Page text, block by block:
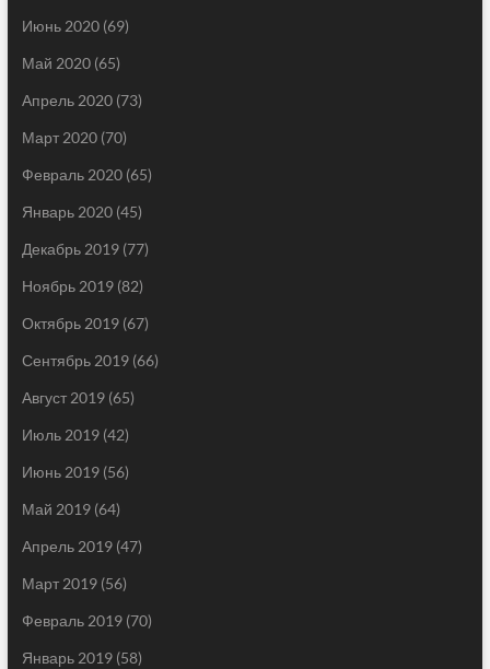
Июнь 2020(69)
Май 2020(65)
Апрель 2020(73)
Март 2020(70)
Февраль 2020(65)
Январь 2020(45)
Декабрь 2019(77)
Ноябрь 2019(82)
Октябрь 2019(67)
Сентябрь 2019(66)
Август 2019(65)
Июль 2019(42)
Июнь 2019(56)
Май 2019(64)
Апрель 2019(47)
Март 2019(56)
Февраль 2019(70)
Январь 2019(58)